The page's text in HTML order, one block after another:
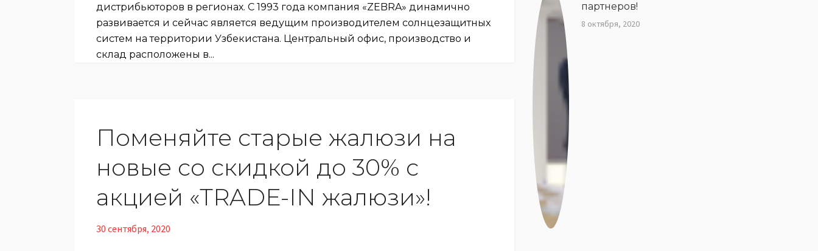
дистрибьюторов в регионах. С 1993 года компания «ZEBRA» динамично
развивается и сейчас является ведущим производителем солнцезащитных
систем на территории Узбекистана. Центральный офис, производство и
склад расположены в...
Поменяйте старые жалюзи на
новые со скидкой до 30% с
акцией «‎TRADE-IN жалюзи»‎!
30 сентября, 2020
партнеров!
8 октября, 2020